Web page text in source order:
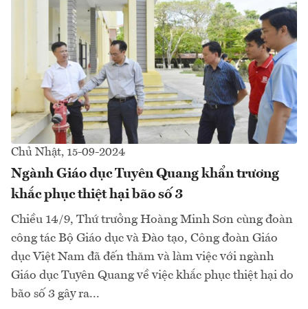
Chủ Nhật, 15-09-2024
Ngành Giáo dục Tuyên Quang khẩn trương
khắc phục thiệt hại bão số 3
Chiều 14/9, Thứ trưởng Hoàng Minh Sơn cùng đoàn
công tác Bộ Giáo dục và Đào tạo, Công đoàn Giáo
dục Việt Nam đã đến thăm và làm việc với ngành
Giáo dục Tuyên Quang về việc khắc phục thiệt hại do
bão số 3 gây ra...